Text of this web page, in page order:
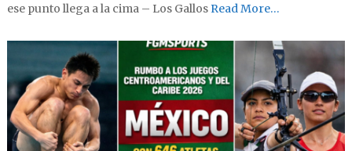
ese punto llega a la cima – Los GallosRead More…